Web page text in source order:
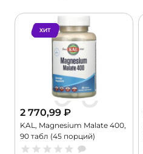
ХИТ
2 770,99 ₽
KAL, Magnesium Malate 400,
90 табл (45 порций)